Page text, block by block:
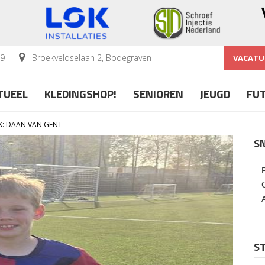
Broekveldselaan 2, Bodegraven
KLEDINGSHOP! SENIOREN JEUGD
DAAN VAN GENT